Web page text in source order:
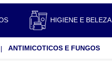
HIGIENE E BELEZA
ANTIMICOTICOS E FUNGOS